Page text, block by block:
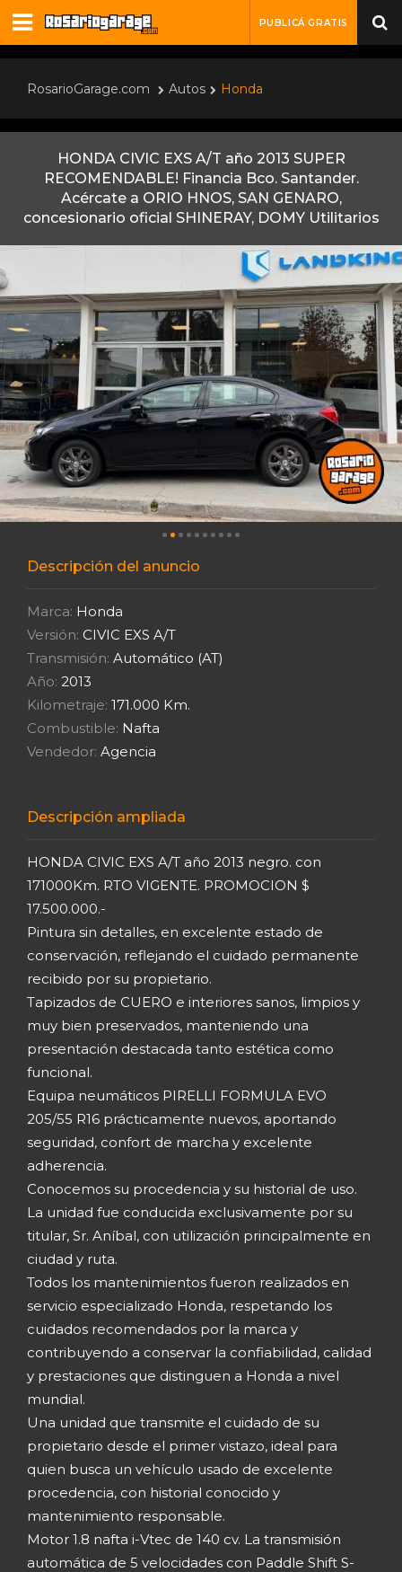
PUBLICÁ GRATIS
RosarioGarage.com Autos Honda
HONDA CIVIC EXS A/T año 2013 SUPER
RECOMENDABLE! Financia Bco. Santander.
Acércate a ORIO HNOS, SAN GENARO,
concesionario oficial SHINERAY, DOMY Utilitarios
Descripción del anuncio
Marca: Honda
Versión: CIVIC EXS A/T
Transmisión: Automático (AT)
Año: 2013
Kilometraje: 171.000 Km.
Combustible: Nafta
Vendedor: Agencia
Descripción ampliada
HONDA CIVIC EXS A/T año 2013 negro. con
171000Km. RTO VIGENTE. PROMOCION $
17.500.000.-
Pintura sin detalles, en excelente estado de
conservación, reflejando el cuidado permanente
recibido por su propietario.
Tapizados de CUERO e interiores sanos, limpios y
muy bien preservados, manteniendo una
presentación destacada tanto estética como
funcional.
Equipa neumáticos PIRELLI FORMULA EVO
205/55 R16 prácticamente nuevos, aportando
seguridad, confort de marcha y excelente
adherencia.
Conocemos su procedencia y su historial de uso.
La unidad fue conducida exclusivamente por su
titular, Sr. Aníbal, con utilización principalmente en
ciudad y ruta.
Todos los mantenimientos fueron realizados en
servicio especializado Honda, respetando los
cuidados recomendados por la marca y
contribuyendo a conservar la confiabilidad, calidad
y prestaciones que distinguen a Honda a nivel
mundial.
Una unidad que transmite el cuidado de su
propietario desde el primer vistazo, ideal para
quien busca un vehículo usado de excelente
procedencia, con historial conocido y
mantenimiento responsable.
Motor 1.8 nafta i-Vtec de 140 cv. La transmisión
automática de 5 velocidades con Paddle Shift S-